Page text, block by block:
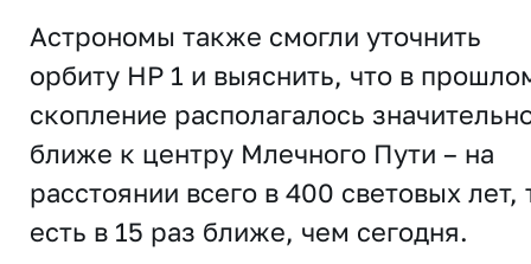
Астрономы также смогли уточнить
орбиту HP 1 и выяснить, что в
скопление располагалось
ближе к центру Млечного Пути – на
расстоянии всего в 400 световых лет,
есть в 15 раз ближе, чем сегодня.